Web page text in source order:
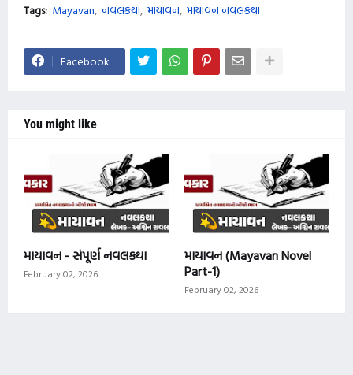
Tags: Mayavan નવલકથા માયાવન માયાવન નવલકથા
Facebook
You might like
માયાવન - સંપૂર્ણ નવલકથા
February 02, 2026
માયાવન (Mayavan Novel
Part-1)
February 02, 2026